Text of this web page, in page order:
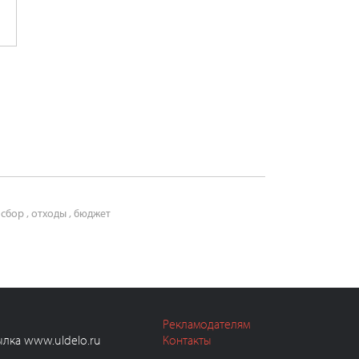
,отходы ,бюджет
www.uldelo.ru
Рекламодателям
Контакты